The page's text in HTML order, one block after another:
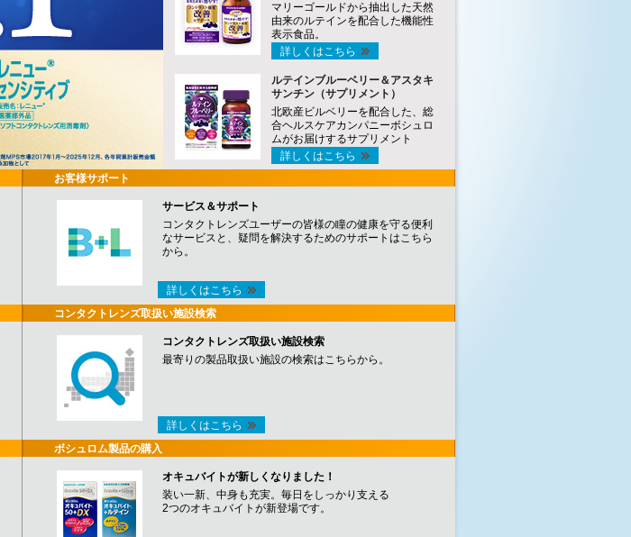
マリーゴールドから抽出した天然
由来のルテインを配合した機能性
表示食品。
詳しくはこちら
ルテインブルーベリー＆アスタキ
サンチン（サプリメント）
北欧産ビルベリーを配合した、総
合ヘルスケアカンパニーボシュロ
ムがお届けするサプリメント
詳しくはこちら
お客様サポート
サービス＆サポート
コンタクトレンズユーザーの皆様の瞳の健康を守る便利
なサービスと、疑問を解決するためのサポートはこちら
から。
詳しくはこちら
コンタクトレンズ取扱い施設検索
コンタクトレンズ取扱い施設検索
最寄りの製品取扱い施設の検索はこちらから。
詳しくはこちら
ボシュロム製品の購入
オキュバイトが新しくなりました！
装い一新、中身も充実。毎日をしっかり支える
2つのオキュバイトが新登場です。